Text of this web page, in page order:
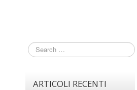
ARTICOLI RECENTI